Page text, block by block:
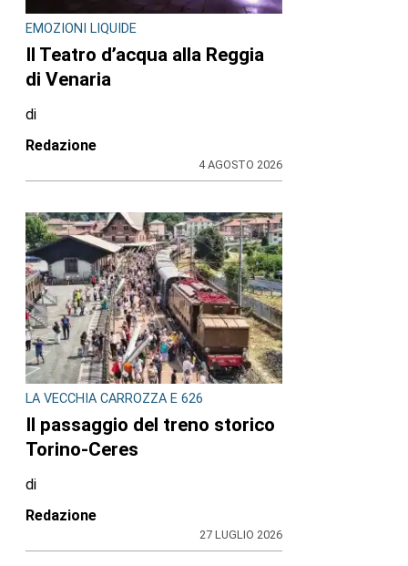
EMOZIONI LIQUIDE
Il Teatro d’acqua alla Reggia
di Venaria
di
Redazione
4 AGOSTO 2026
LA VECCHIA CARROZZA E 626
Il passaggio del treno storico
Torino-Ceres
di
Redazione
27 LUGLIO 2026